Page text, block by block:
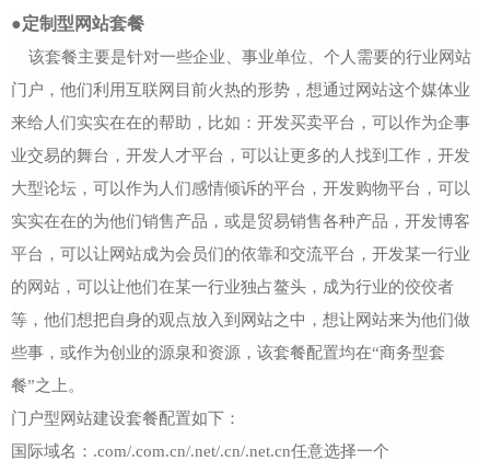
●定制型网站套餐
该套餐主要是针对一些企业、事业单位、个人需要的行业网站
门户，他们利用互联网目前火热的形势，想通过网站这个媒体业
来给人们实实在在的帮助，比如：开发买卖平台，可以作为企事
业交易的舞台，开发人才平台，可以让更多的人找到工作，开发
大型论坛，可以作为人们感情倾诉的平台，开发购物平台，可以
实实在在的为他们销售产品，或是贸易销售各种产品，开发博客
平台，可以让网站成为会员们的依靠和交流平台，开发某一行业
的网站，可以让他们在某一行业独占鳌头，成为行业的佼佼者
等，他们想把自身的观点放入到网站之中，想让网站来为他们做
些事，或作为创业的源泉和资源，该套餐配置均在“商务型套
餐”之上。
门户型网站建设套餐配置如下：
国际域名：.com/.com.cn/.net/.cn/.net.cn任意选择一个